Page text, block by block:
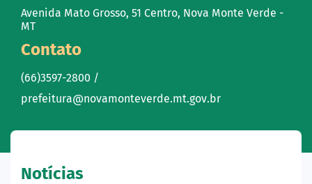
Avenida Mato Grosso, 51 Centro, Nova Monte Verde -
MT
Contato
(66)3597-2800 /
prefeitura@novamonteverde.mt.gov.br
Notícias